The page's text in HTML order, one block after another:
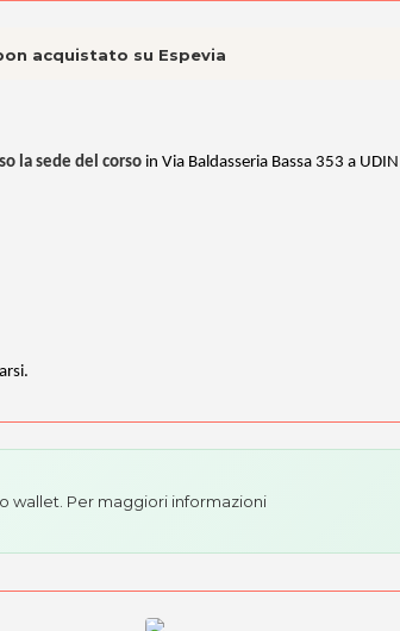
acquistato su Espevia
la sede del corso in Via Baldasseria Bassa 353 a
wallet. Per maggiori informazioni